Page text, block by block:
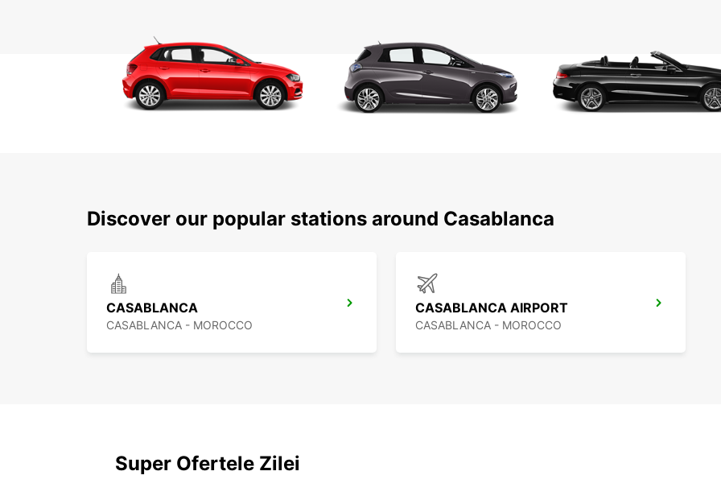
Discover our popular stations around Casablanca
CASABLANCA
CASABLANCA - MOROCCO
CASABLANCA AIRPORT
CASABLANCA - MOROCCO
Super Ofertele Zilei